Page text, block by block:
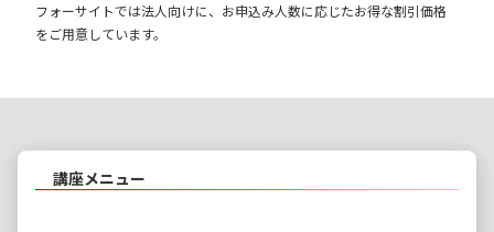
フォーサイトでは法人向けに、お申込み人数に応じたお得な割引価格
をご用意しています。
講座メニュー